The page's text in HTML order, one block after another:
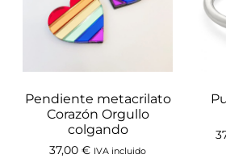
Pendiente metacrilato
Corazón Orgullo
colgando
37,00 € IVA incluido